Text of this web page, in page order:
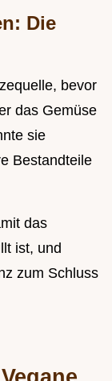
Die
bevor
das Gemüse
sie
Bestandteile
das
ist, und
zum Schluss